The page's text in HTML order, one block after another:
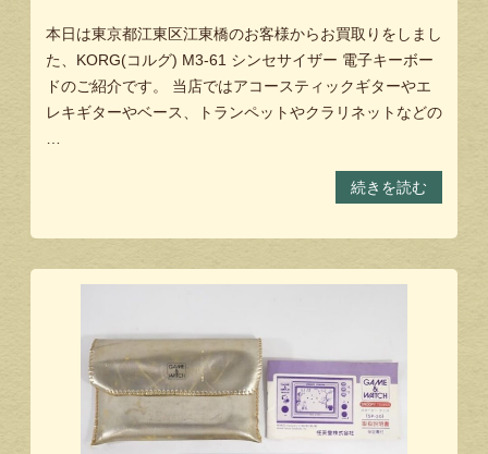
本日は東京都江東区江東橋のお客様からお買取りをしまし
た、KORG(コルグ) M3-61 シンセサイザー 電子キーボー
ドのご紹介です。 当店ではアコースティックギターやエ
レキギターやベース、トランペットやクラリネットなどの
続きを読む